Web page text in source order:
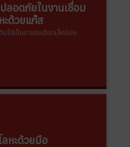
ลอดภัยในงานเชื่อม
ะด้วยแก๊ส
ใส่เป็นรายละเอียดเล็กน้อย
ลหะด้วยมือ